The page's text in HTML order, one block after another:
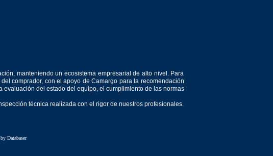
manteniendo un ecosistema empresarial de alto nivel. Para
comprador, con el apoyo de Camargo para la recomendación
del estado del equipo, el cumplimiento de las normas
técnica realizada con el rigor de nuestros profesionales.
Databaser